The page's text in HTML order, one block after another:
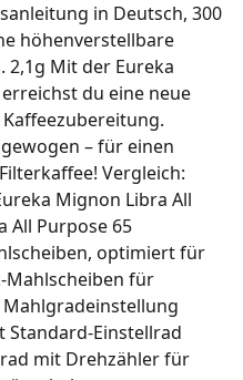
in Deutsch, 300
höhenverstellbare
2,1g Mit der Eureka
du eine neue
– für einen
Vergleich:
Mignon Libra All
All Purpose 65
optimiert für
Mahlscheiben für
Standard-Einstellrad
mit Drehzähler für